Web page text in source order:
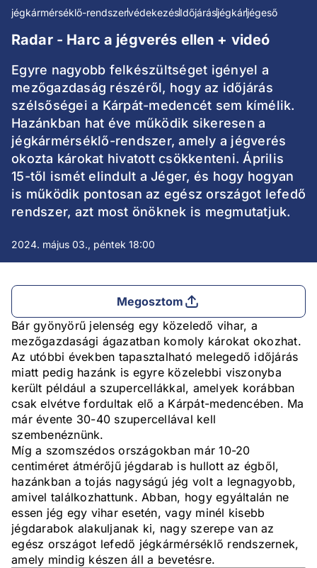
jégkármérséklő-rendszervédekezésIdőjárásjégkárjégeső
Radar - Harc a jégverés ellen + videó
Egyre nagyobb felkészültséget igényel a
mezőgazdaság részéről, hogy az időjárás
szélsőségei a Kárpát-medencét sem kímélik.
Hazánkban hat éve működik sikeresen a
jégkármérséklő-rendszer, amely a jégverés
okozta károkat hivatott csökkenteni. Április
15-től ismét elindult a Jéger, és hogy hogyan
is működik pontosan az egész országot lefedő
rendszer, azt most önöknek is megmutatjuk.
2024. május 03., péntek 18:00
Megosztom
Bár gyönyörű jelenség egy közeledő vihar, a
mezőgazdasági ágazatban komoly károkat okozhat.
Az utóbbi években tapasztalható melegedő időjárás
miatt pedig hazánk is egyre közelebbi viszonyba
került például a szupercellákkal, amelyek korábban
csak elvétve fordultak elő a Kárpát-medencében. Ma
már évente 30-40 szupercellával kell
szembenéznünk.
Míg a szomszédos országokban már 10-20
centiméret átmérőjű jégdarab is hullott az égből,
hazánkban a tojás nagyságú jég volt a legnagyobb,
amivel találkozhattunk. Abban, hogy egyáltalán ne
essen jég egy vihar esetén, vagy minél kisebb
jégdarabok alakuljanak ki, nagy szerepe van az
egész országot lefedő jégkármérséklő rendszernek,
amely mindig készen áll a bevetésre.